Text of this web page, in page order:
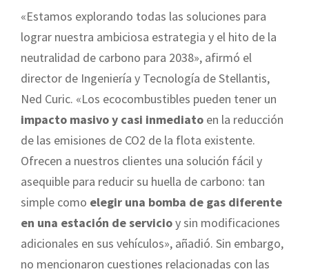
«Estamos explorando todas las soluciones para
lograr nuestra ambiciosa estrategia y el hito de la
neutralidad de carbono para 2038», afirmó el
director de Ingeniería y Tecnología de Stellantis,
Ned Curic. «Los ecocombustibles pueden tener un
impacto masivo y casi inmediato en la reducción
de las emisiones de CO2 de la flota existente.
Ofrecen a nuestros clientes una solución fácil y
asequible para reducir su huella de carbono: tan
simple como elegir una bomba de gas diferente
en una estación de servicioy sin modificaciones
adicionales en sus vehículos», añadió. Sin embargo,
no mencionaron cuestiones relacionadas con las